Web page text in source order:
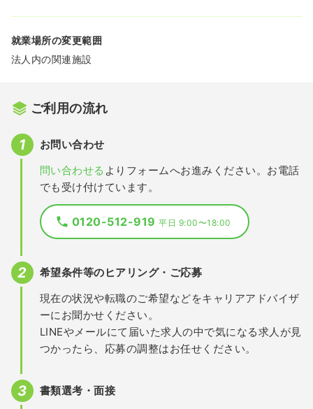
就業場所の変更範囲
法人内の関連施設
ご利用の流れ
お問い合わせ
問い合わせる よりフォームへお進みください。お電話
でも受け付けています。
0120-512-919平日 9:00〜18:00
希望条件等のヒアリング・ご応募
現在の状況や転職のご希望などをキャリアアドバイザ
ーにお聞かせください。
LINEやメールにて届いた求人の中で気になる求人が見
つかったら、応募の調整はお任せください。
書類選考・面接